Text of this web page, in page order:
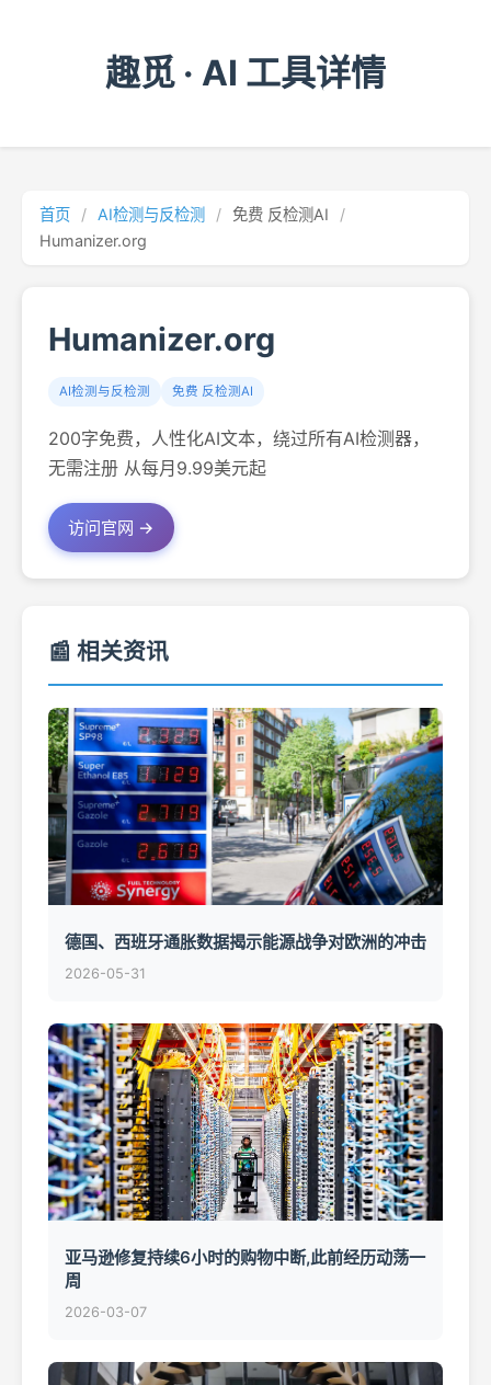
趣觅 · AI 工具详情
首页 / AI检测与反检测 / 免费 反检测AI
/
Humanizer.org
Humanizer.org
AI检测与反检测 免费 反检测AI
200字免费，人性化AI文本，绕过所有AI检测器，
无需注册 从每月9.99美元起
访问官网 →
📰 相关资讯
德国、西班牙通胀数据揭示能源战争对欧洲的冲击
2026-05-31
亚马逊修复持续6小时的购物中断,此前经历动荡一
周
2026-03-07